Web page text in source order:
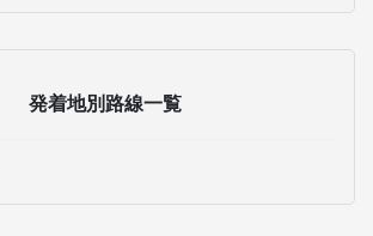
発着地別路線一覧